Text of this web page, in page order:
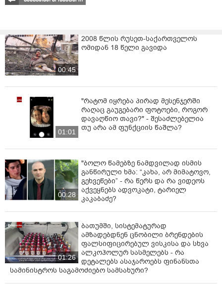
00:45
2008 წლის რუსეთ-საქართველოს
ომიდან 18 წელი გავიდა
01:01
"რატომ იყრება პირად მესენჯერში
რაღაც გაუგებარი ფოტოები, როგორ
დავაღწიო თავი?" - შესაძლებელია
თუ არა ამ ფუნქციის წაშლა?
00:28
"ბოლო წამებზე ნამდვილად ისმის
განწირული ხმა: “კახა, არ მიმატოვო,
გეხვეწები” - რა წერს და რა ვიდეოს
აქვეყნებს ადვოკატი, ტარიელ
კაკაბაძე?
01:26
ბათუმში, სისტემატურად
ამზადებდნენ ცნობილი ბრენდების
ფალსიფიცირებულ ვისკისა და სხვა
ალკოჰოლურ სასმელებს - რა
დეტალებს ასაჯაროებს ფინანსთა
სამინისტროს საგამოძიებო სამსახური?